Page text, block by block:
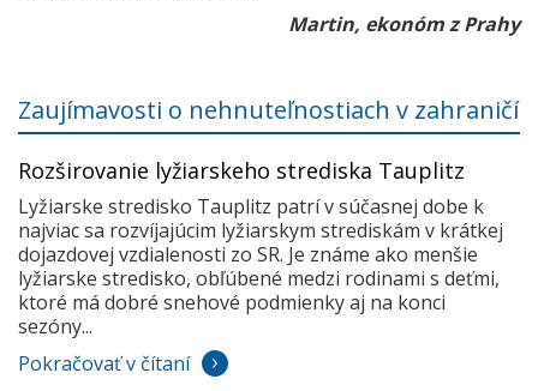
Martin, ekonóm z Prahy
Zaujímavosti o nehnuteľnostiach v zahraničí
Rozširovanie lyžiarskeho strediska Tauplitz
Lyžiarske stredisko Tauplitz patrí v súčasnej dobe k
najviac sa rozvíjajúcim lyžiarskym strediskám v krátkej
dojazdovej vzdialenosti zo SR. Je známe ako menšie
lyžiarske stredisko, obľúbené medzi rodinami s deťmi,
ktoré má dobré snehové podmienky aj na konci
sezóny...
Pokračovať v čítaní